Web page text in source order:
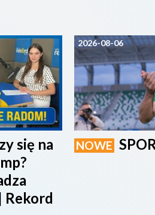
się na
Rekord
2026-08-06
NOWE